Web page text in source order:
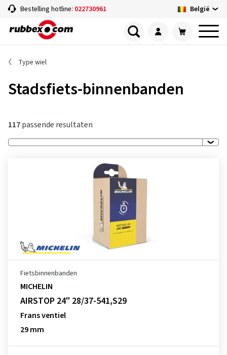
Bestelling hotline: 022730961 België
Type wiel
Stadsfiets-binnenbanden
117passende resultaten
Fietsbinnenbanden
MICHELIN
AIRSTOP 24" 28/37-541,S29
Frans ventiel
29 mm